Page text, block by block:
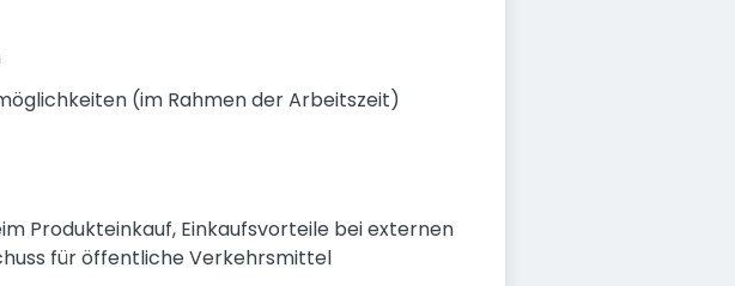
(im Rahmen der Arbeitszeit)
Produkteinkauf, Einkaufsvorteile bei externen
für öffentliche Verkehrsmittel